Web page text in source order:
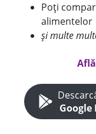
Poți
alimentelor
și multe
Google